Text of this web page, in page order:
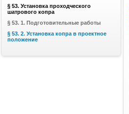
§ 53. Установка проходческого
шатрового копра
§ 53. 1. Подготовительные работы
§ 53. 2. Установка копра в проектное
положение